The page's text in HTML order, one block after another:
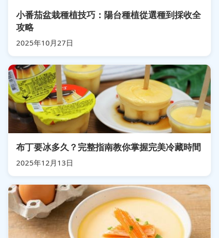
小番茄盆栽種植技巧：陽台種植從選種到採收全
攻略
2025年10月27日
布丁要冰多久？完整指南教你掌握完美冷藏時間
2025年12月13日